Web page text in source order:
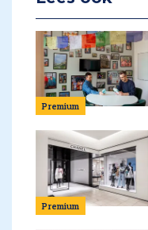
Premium
Premium